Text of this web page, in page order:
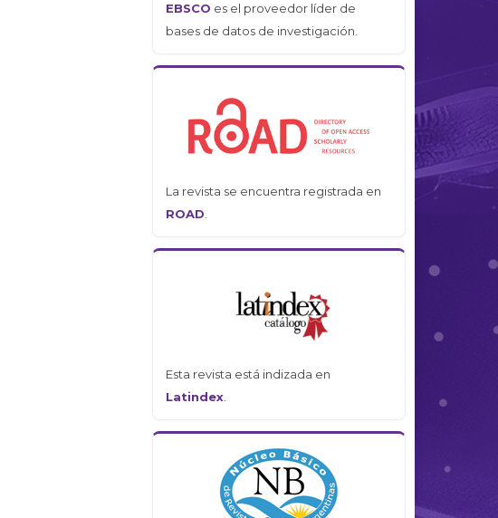
EBSCO es el proveedor líder de
bases de datos de investigación.
La revista se encuentra registrada en
ROAD.
Esta revista está indizada en
Latindex.